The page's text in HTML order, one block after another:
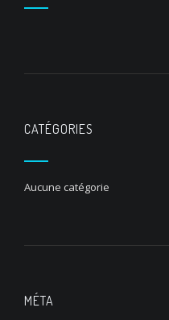
CATÉGORIES
Aucune catégorie
MÉTA